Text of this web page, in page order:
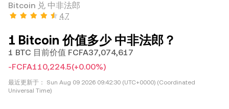
Bitcoin 兑 中非法郎
4.7
1 Bitcoin 价值多少 中非法郎？
1 BTC 目前价值 FCFA37,074,617
-FCFA110,224.5(+0.00%)
最近更新于：
Sun Aug 09 2026 09:42:30 (UTC+0000) (Coordinated
Universal Time)